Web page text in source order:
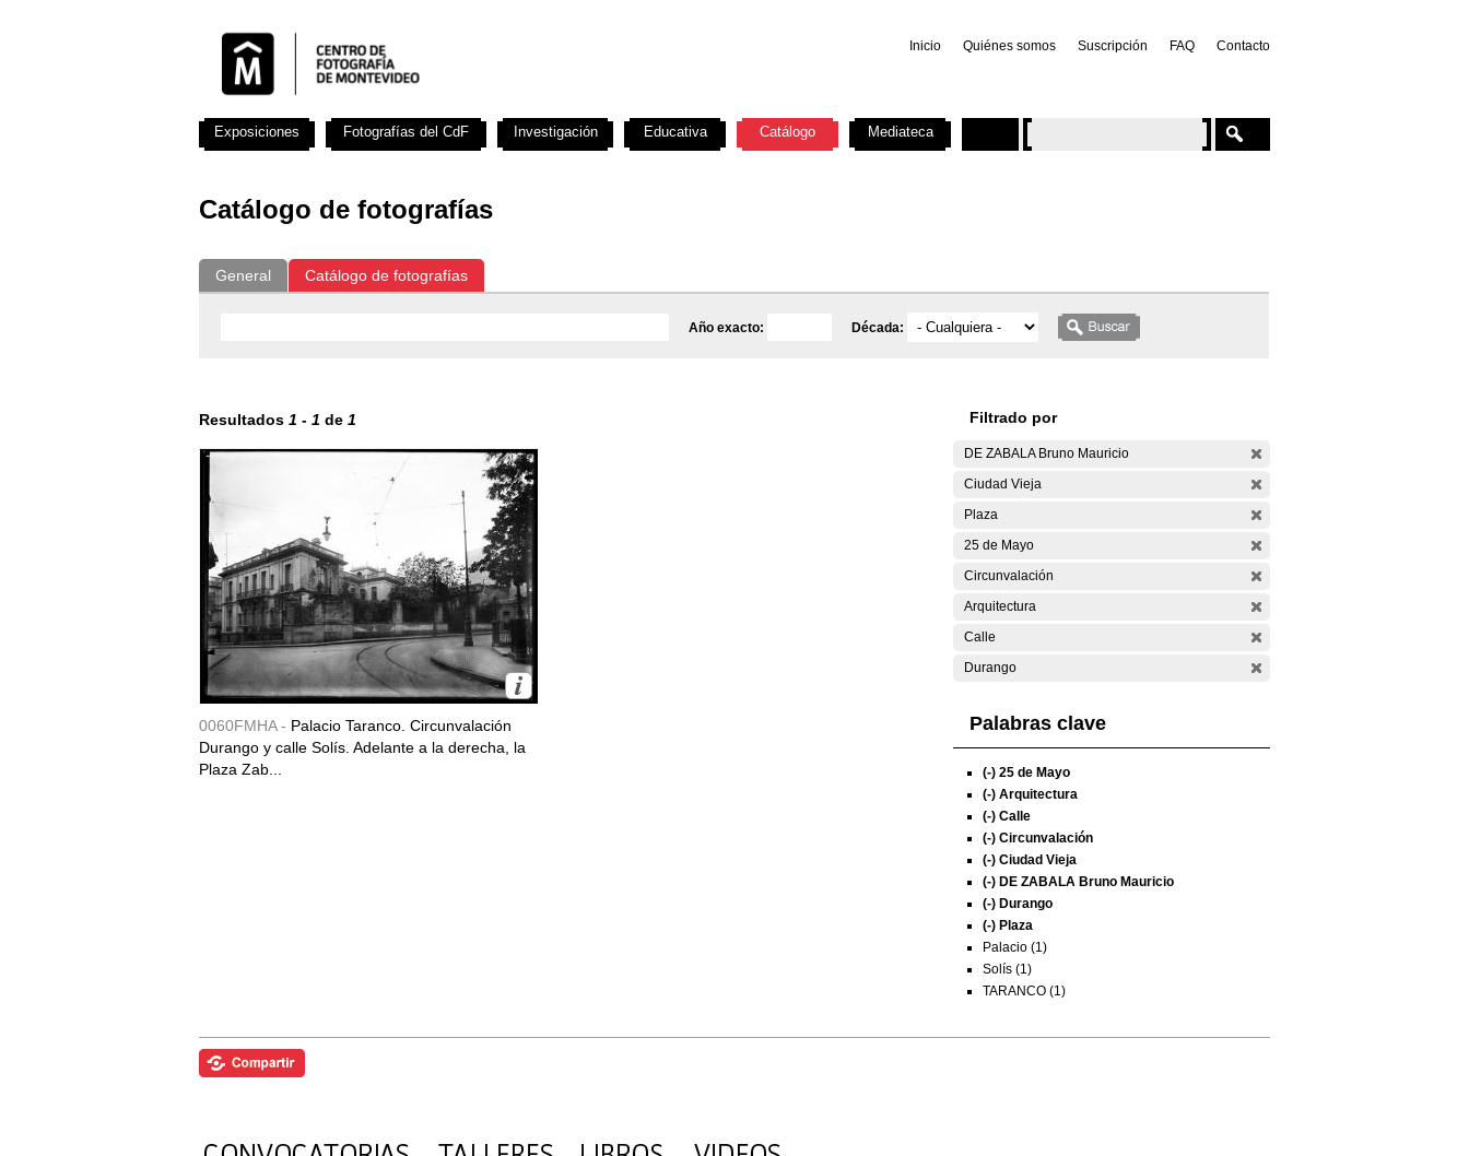
Inicio Quiénes somos Suscripción FAQ Contacto
Catálogo de fotografías
General Catálogo de fotografías
Año exacto: Década:
Resultados 1 - 1 de 1
0060FMHA - Palacio Taranco. Circunvalación
Durango y calle Solís. Adelante a la derecha, la
Plaza Zab...
Filtrado por
DE ZABALA Bruno Mauricio
Ciudad Vieja
Plaza
25 de Mayo
Circunvalación
Arquitectura
Calle
Durango
Palabras clave
(-) 25 de Mayo
(-) Arquitectura
(-) Calle
(-) Circunvalación
(-) Ciudad Vieja
(-) DE ZABALA Bruno Mauricio
(-) Durango
(-) Plaza
Palacio (1)
Solís (1)
TARANCO (1)
Exposiciones Fotografías del CdF Investigación Educativa Catálogo Mediateca